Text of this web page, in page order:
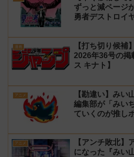
ずっと減ページ
勇者デストロイ
漫画
【打ち切り候補
2026年36号の掲
ス キナト】
アニメ
【勘違い】みい
編集部が「みい
ていくのが推し
ス】
アニメ
【アンチ敗北】
になった『みい